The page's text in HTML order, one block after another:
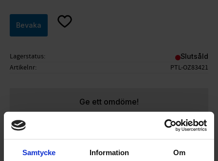
Samtycke Information Om
Lägg till i favoriter
Bevaka
Lagerstatus Slutsåld
Artikelnr PTL-OZ83421
Ge ett omdöme!